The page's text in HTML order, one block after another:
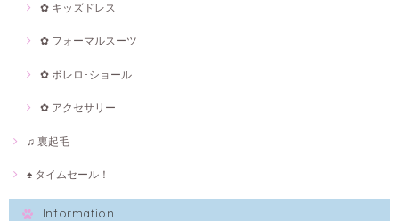
✿ キッズドレス
✿ フォーマルスーツ
✿ ボレロ･ショール
✿ アクセサリー
♫ 裏起毛
♠ タイムセール！
Information